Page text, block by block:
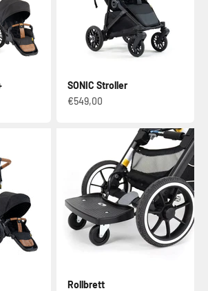
SONIC Stroller
Verkaufspreis
€549,00
Rollbrett